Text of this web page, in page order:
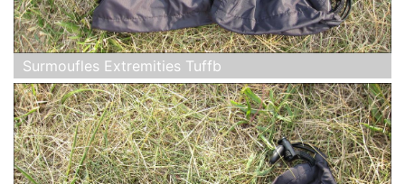
Surmoufles Extremities Tuffb